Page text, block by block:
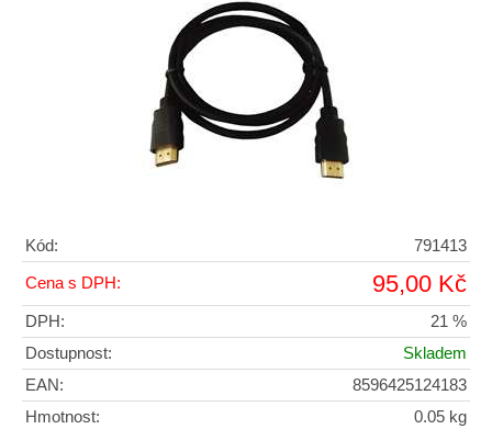
Kód: 791413
Cena s DPH: 95,00 Kč
DPH:
21 %
Dostupnost:
Skladem
EAN:
8596425124183
Hmotnost:
0.05 kg